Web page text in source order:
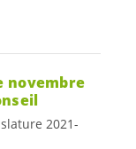
novembre
2021-